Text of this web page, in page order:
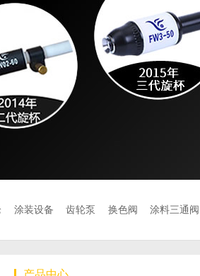
涂装设备 齿轮泵 换色阀 涂料三通阀